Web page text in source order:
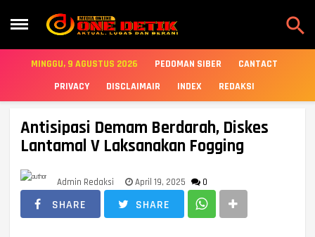

MINGGU, 9 AGUSTUS 2026 PEDOMAN SIBER
CANTACT
PRIVACY
DISCLAIMAIR INDEX REDAKSI
Antisipasi Demam Berdarah, Diskes
Lantamal V Laksanakan Fogging
Admin Redaksi April 19, 2025 0
SHARE SHARE